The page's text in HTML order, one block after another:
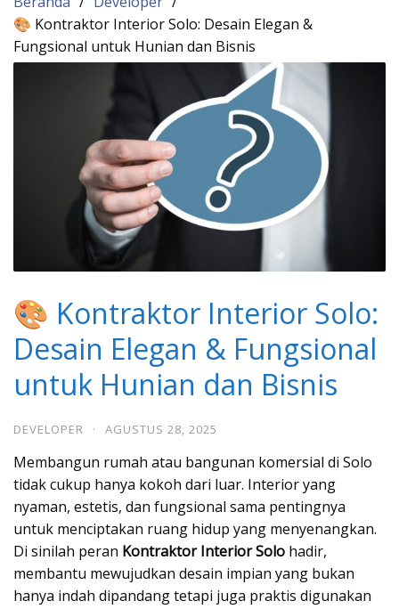
🎨 Kontraktor Interior Solo: Desain Elegan &
Fungsional untuk Hunian dan Bisnis
🎨 Kontraktor Interior Solo:
Desain Elegan & Fungsional
untuk Hunian dan Bisnis
DEVELOPER · AGUSTUS 28, 2025
Membangun rumah atau bangunan komersial di Solo
tidak cukup hanya kokoh dari luar. Interior yang
nyaman, estetis, dan fungsional sama pentingnya
untuk menciptakan ruang hidup yang menyenangkan.
Di sinilah peran Kontraktor Interior Solo hadir,
membantu mewujudkan desain impian yang bukan
hanya indah dipandang tetapi juga praktis digunakan